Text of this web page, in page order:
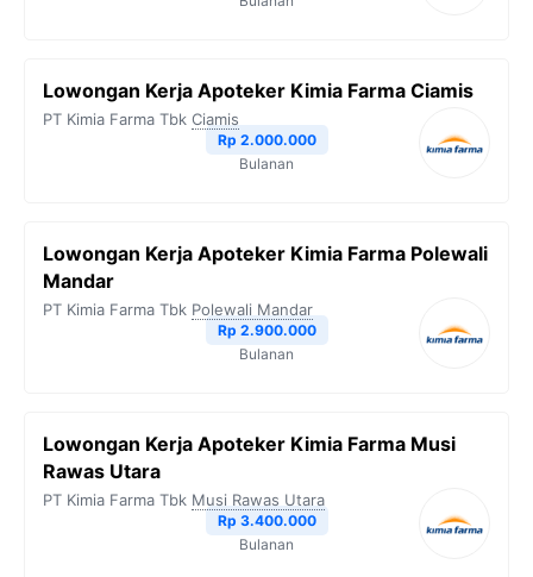
Lowongan Kerja Apoteker Kimia Farma Ciamis
PT Kimia Farma Tbk Ciamis
Rp 2.000.000
Bulanan
Lowongan Kerja Apoteker Kimia Farma Polewali
Mandar
PT Kimia Farma Tbk Polewali Mandar
Rp 2.900.000
Bulanan
Lowongan Kerja Apoteker Kimia Farma Musi
Rawas Utara
PT Kimia Farma Tbk Musi Rawas Utara
Rp 3.400.000
Bulanan